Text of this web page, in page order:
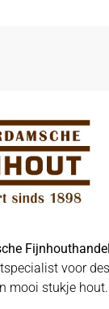
Fijnhouthandel
voor
mooi stukje hout.